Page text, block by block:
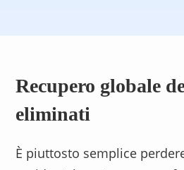
Recupero globale
eliminati
È piuttosto semplice